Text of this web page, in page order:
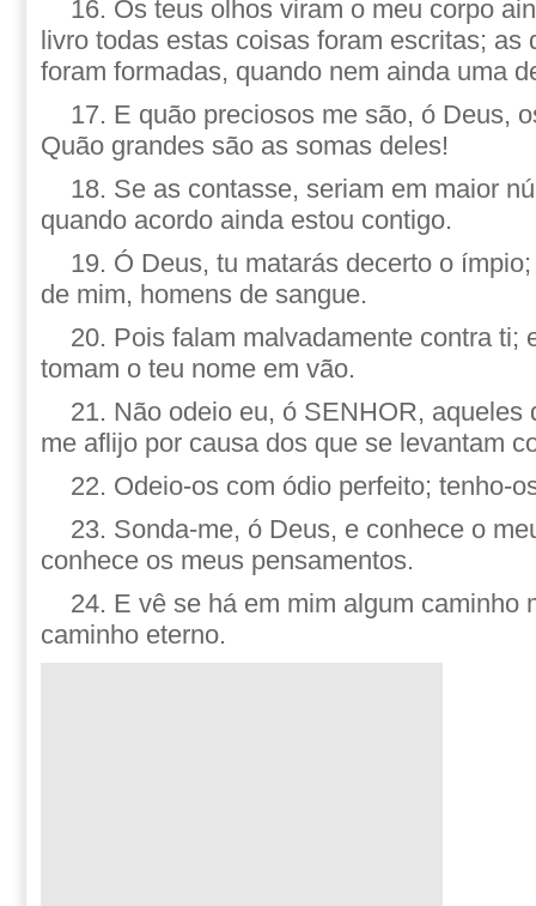
16. Os teus olhos viram o meu corpo
livro todas estas coisas foram escritas; as
foram formadas, quando nem ainda uma
17. E quão preciosos me são, ó Deus,
Quão grandes são as somas deles!
18. Se as contasse, seriam em maior
quando acordo ainda estou contigo.
19. Ó Deus, tu matarás decerto o
de mim, homens de sangue.
20. Pois falam malvadamente contra ti;
tomam o teu nome em vão.
21. Não odeio eu, ó SENHOR, aqueles
me aflijo por causa dos que se levantam
22. Odeio-os com ódio perfeito; tenho-
23. Sonda-me, ó Deus, e conhece o
conhece os meus pensamentos.
24. E vê se há em mim algum caminho
caminho eterno.